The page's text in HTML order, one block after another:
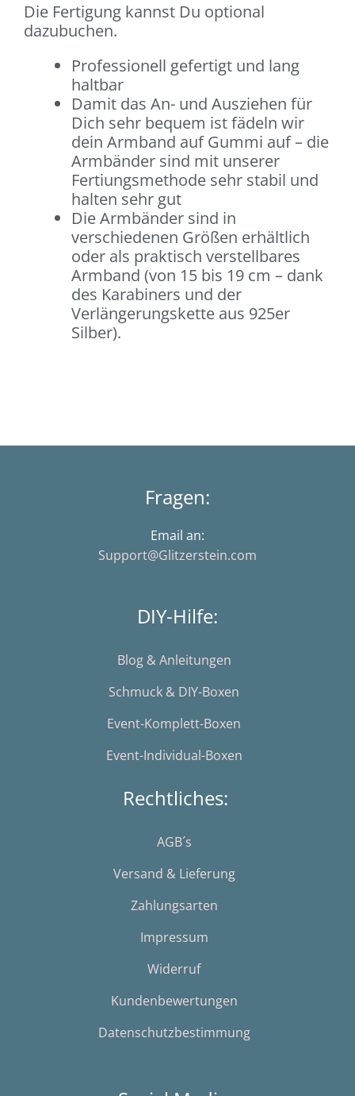
Die Fertigung kannst Du optional
dazubuchen.
Professionell gefertigt und lang
haltbar
Damit das An- und Ausziehen für
Dich sehr bequem ist fädeln wir
dein Armband auf Gummi auf – die
Armbänder sind mit unserer
Fertiungsmethode sehr stabil und
halten sehr gut
Die Armbänder sind in
verschiedenen Größen erhältlich
oder als praktisch verstellbares
Armband (von 15 bis 19 cm – dank
des Karabiners und der
Verlängerungskette aus 925er
Silber).
Fragen:
Email an:
Support@Glitzerstein.com
DIY-Hilfe:
Blog & Anleitungen
Schmuck & DIY-Boxen
Event-Komplett-Boxen
Event-Individual-Boxen
Rechtliches:
AGB´s
Versand & Lieferung
Zahlungsarten
Impressum
Widerruf
Kundenbewertungen
Datenschutzbestimmung